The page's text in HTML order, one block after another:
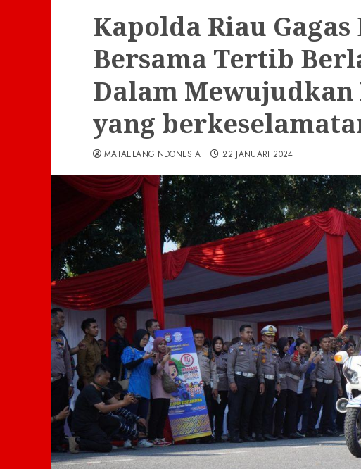
Kapolda Riau
Bersama Tertib
Dalam
yang
MATAELANGINDONESIA 22 JANUARI 2024